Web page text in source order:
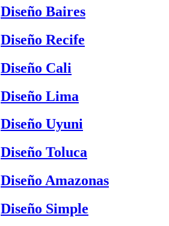
Diseño Baires
Diseño Recife
Diseño Cali
Diseño Lima
Diseño Uyuni
Diseño Toluca
Diseño Amazonas
Diseño Simple